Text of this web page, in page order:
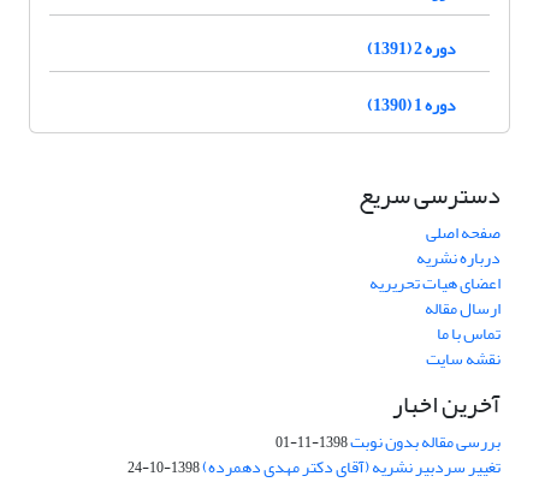
دوره 2 (1391)
دوره 1 (1390)
دسترسی سریع
صفحه اصلی
درباره نشریه
اعضای هیات تحریریه
ارسال مقاله
تماس با ما
نقشه سایت
آخرین اخبار
بررسی مقاله بدون نوبت1398-11-01
تغییر سردبیر نشریه (آقای دکتر مهدی دهمرده)1398-10-24